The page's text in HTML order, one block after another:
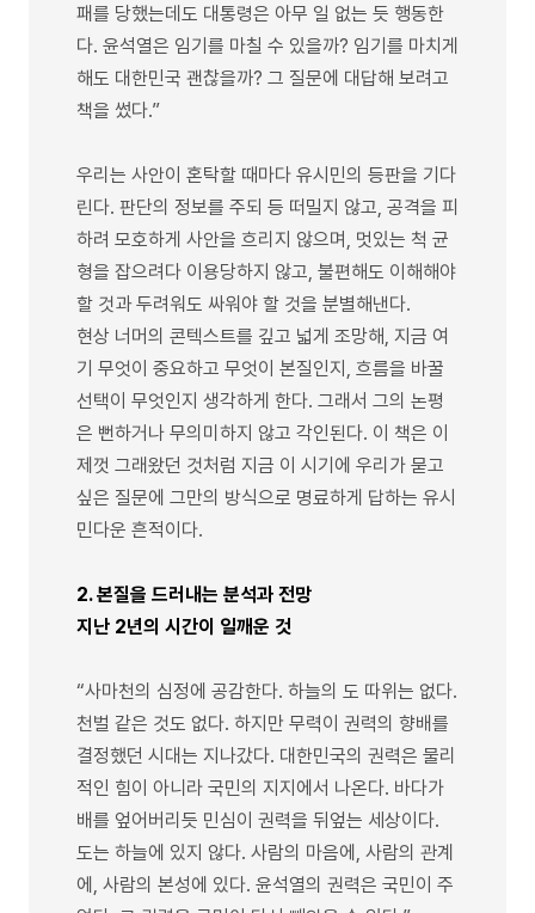
패를 당했는데도 대통령은 아무 일 없는 듯 행동한
다. 윤석열은 임기를 마칠 수 있을까? 임기를 마치게
해도 대한민국 괜찮을까? 그 질문에 대답해 보려고
책을 썼다.”
우리는 사안이 혼탁할 때마다 유시민의 등판을 기다
린다. 판단의 정보를 주되 등 떠밀지 않고, 공격을 피
하려 모호하게 사안을 흐리지 않으며, 멋있는 척 균
형을 잡으려다 이용당하지 않고, 불편해도 이해해야
할 것과 두려워도 싸워야 할 것을 분별해낸다.
현상 너머의 콘텍스트를 깊고 넓게 조망해, 지금 여
기 무엇이 중요하고 무엇이 본질인지, 흐름을 바꿀
선택이 무엇인지 생각하게 한다. 그래서 그의 논평
은 뻔하거나 무의미하지 않고 각인된다. 이 책은 이
제껏 그래왔던 것처럼 지금 이 시기에 우리가 묻고
싶은 질문에 그만의 방식으로 명료하게 답하는 유시
민다운 흔적이다.
2. 본질을 드러내는 분석과 전망
지난 2년의 시간이 일깨운 것
“사마천의 심정에 공감한다. 하늘의 도 따위는 없다.
천벌 같은 것도 없다. 하지만 무력이 권력의 향배를
결정했던 시대는 지나갔다. 대한민국의 권력은 물리
적인 힘이 아니라 국민의 지지에서 나온다. 바다가
배를 엎어버리듯 민심이 권력을 뒤엎는 세상이다.
도는 하늘에 있지 않다. 사람의 마음에, 사람의 관계
에, 사람의 본성에 있다. 윤석열의 권력은 국민이 주